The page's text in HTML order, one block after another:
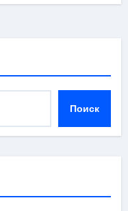
Поиск